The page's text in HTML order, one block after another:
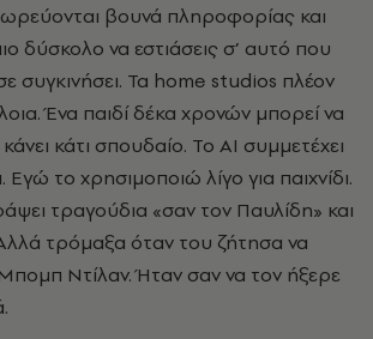
βουνά πληροφορίας και
δύσκολο να εστιάσεις σ’ αυτό που
συγκινήσει. Τα home studios πλέον
Ένα παιδί δέκα χρονών μπορεί να
κάτι σπουδαίο. Το AI συμμετέχει
το χρησιμοποιώ λίγο για παιχνίδι.
τραγούδια «σαν τον Παυλίδη» και
τρόμαξα όταν του ζήτησα να
Ντίλαν. Ήταν σαν να τον ήξερε